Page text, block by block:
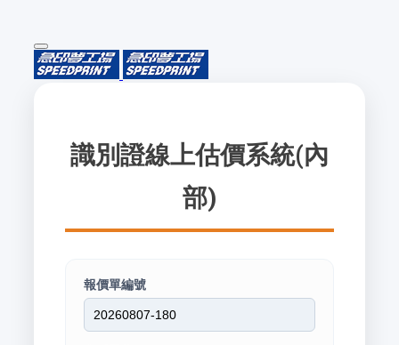
識別證線上估價系統(內
部)
報價單編號